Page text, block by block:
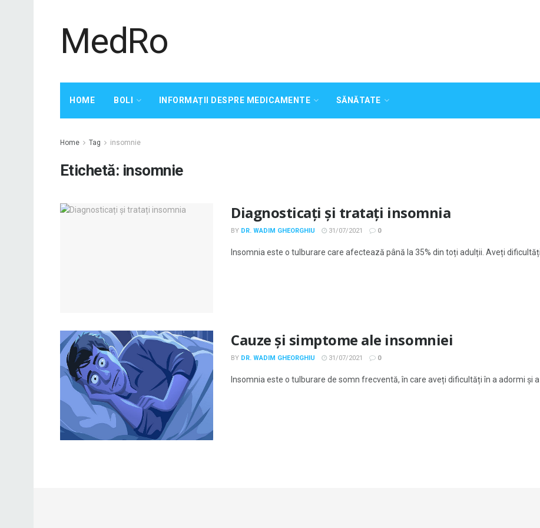
MedRo
HOME BOLI INFORMAȚII DESPRE MEDICAMENTE SĂNĂTATE
Home Tag insomnie
Etichetă: insomnie
Diagnosticați și tratați insomnia
BY DR. WADIM GHEORGHIU 31/07/2021 0
Insomnia este o tulburare care afectează până la 35% din toți adulții. Aveți dificultăți
Cauze și simptome ale insomniei
BY DR. WADIM GHEORGHIU 31/07/2021 0
Insomnia este o tulburare de somn frecventă, în care aveți dificultăți în a adormi și a